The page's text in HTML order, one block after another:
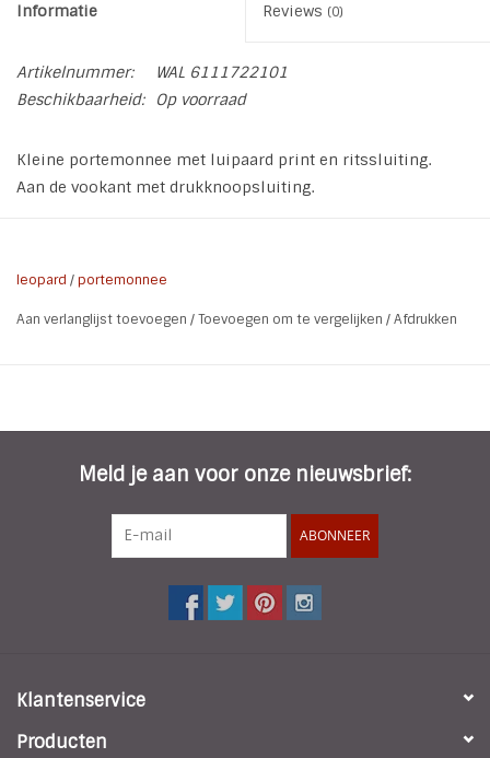
Informatie Reviews (0)
Artikelnummer:
WAL 6111722101
Beschikbaarheid:
Op voorraad
Kleine portemonnee met luipaard print en ritssluiting.
Aan de vookant met drukknoopsluiting.
leopard /portemonnee
Aan verlanglijst toevoegen /Toevoegen om te vergelijken /Afdrukken
Meld je aan voor onze nieuwsbrief:
ABONNEER
Klantenservice
Producten